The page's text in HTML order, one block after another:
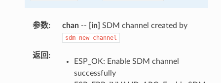
参数 chan-- [in] SDM channel created by
sdm_new_channel
返回
ESP_OK: Enable SDM channel
successfully